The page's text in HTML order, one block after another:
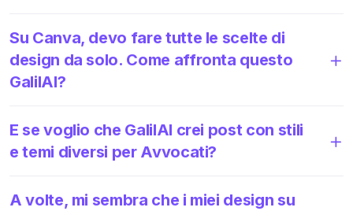
Su Canva, devo fare tutte le scelte di
design da solo. Come affronta questo
GalilAI?
E se voglio che GalilAI crei post con stili
e temi diversi per Avvocati?
A volte, mi sembra che i miei design su